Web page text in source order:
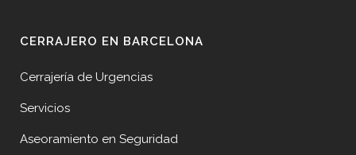
CERRAJERO EN BARCELONA
Cerrajería de Urgencias
Servicios
Aseoramiento en Seguridad